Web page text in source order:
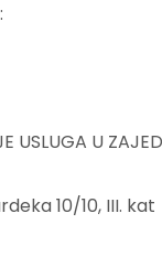
USLUGA U
10/10, III. kat